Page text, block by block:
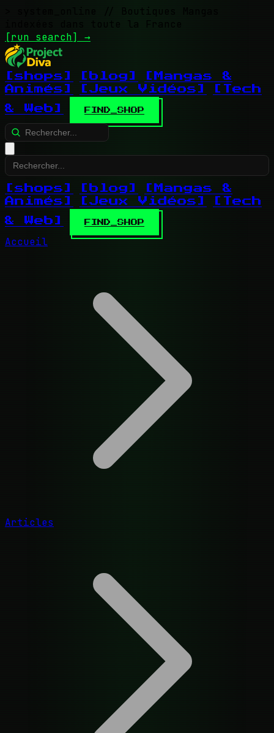
// Boutiques Mangas
indexées dans toute la France
[run search] →
[shops] [blog]
[Mangas &
Animés]
[Jeux Vidéos]
[Tech
& Web]
FIND_SHOP
[shops] [blog]
[Mangas &
Animés]
[Jeux Vidéos]
[Tech
& Web]
FIND_SHOP
Accueil
Articles